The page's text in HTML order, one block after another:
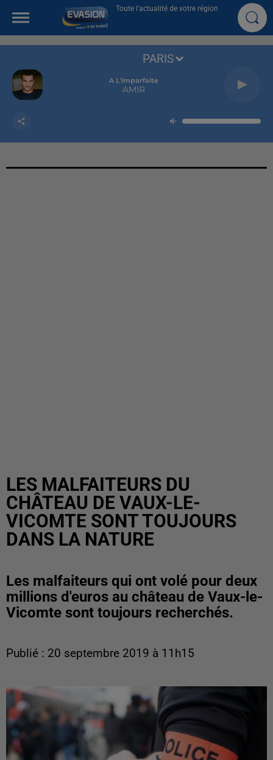
Toute l'actualité de votre région
A L'imparfaite
AMIR
PARIS
LES MALFAITEURS DU
CHÂTEAU DE VAUX-LE-
VICOMTE SONT TOUJOURS
DANS LA NATURE
Les malfaiteurs qui ont volé pour deux
millions d'euros au château de Vaux-le-
Vicomte sont toujours recherchés.
Publié : 20 septembre 2019 à 11h15